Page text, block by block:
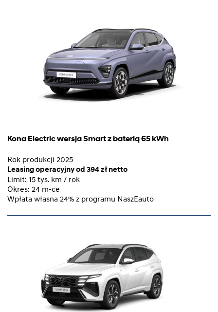
Kona Electric wersja Smart z baterią 65 kWh
Rok produkcji 2025
Leasing operacyjny od 394 zł netto
Limit: 15 tys. km / rok
Okres: 24 m-ce
Wpłata własna 24% z programu NaszEauto